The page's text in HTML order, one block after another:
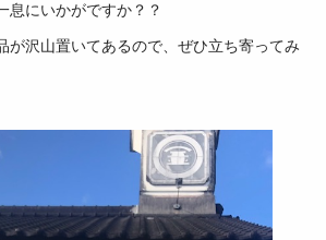
息にいかがですか？？
が沢山置いてあるので、ぜひ立ち寄ってみ